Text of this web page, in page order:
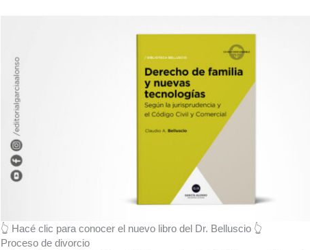
👆 Hacé clic para conocer el nuevo libro del Dr. Belluscio 👆
Proceso de divorcio